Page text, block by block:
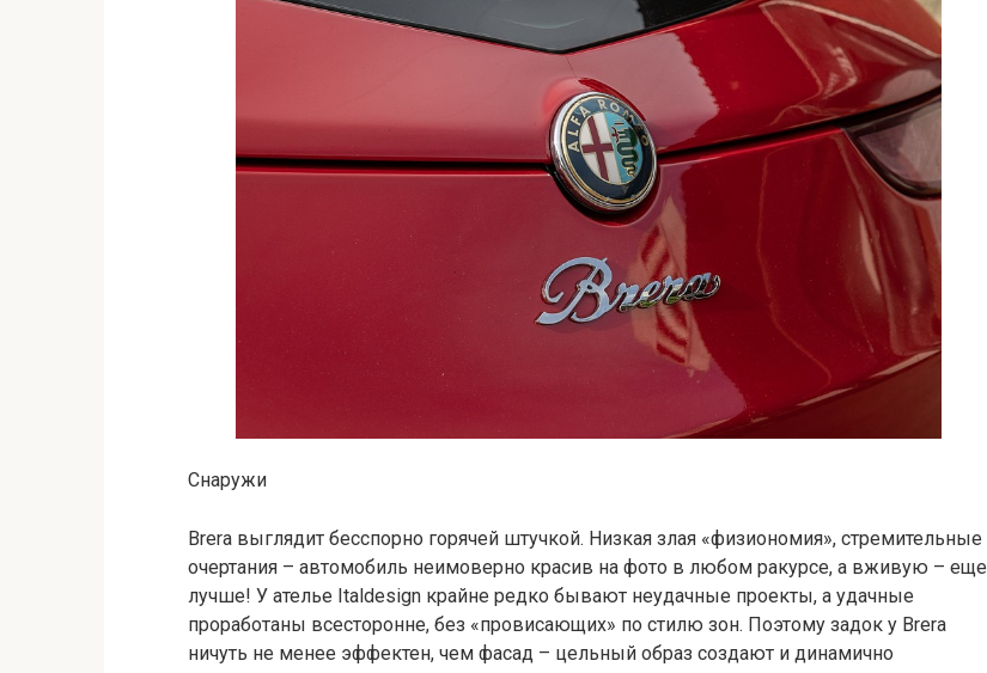
Снаружи
Brera выглядит бесспорно горячей штучкой. Низкая злая «физиономия», стремительные
очертания – автомобиль неимоверно красив на фото в любом ракурсе, а вживую – еще
лучше! У ателье Italdesign крайне редко бывают неудачные проекты, а удачные
проработаны всесторонне, без «провисающих» по стилю зон. Поэтому задок у Brera
ничуть не менее эффектен, чем фасад – цельный образ создают и динамично